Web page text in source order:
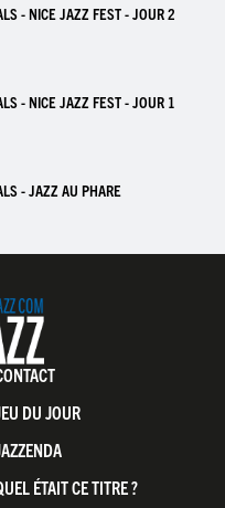
- NICE JAZZ FEST - JOUR 2
- NICE JAZZ FEST - JOUR 1
- JAZZ AU PHARE
DU JOUR
ÉTAIT CE TITRE ?